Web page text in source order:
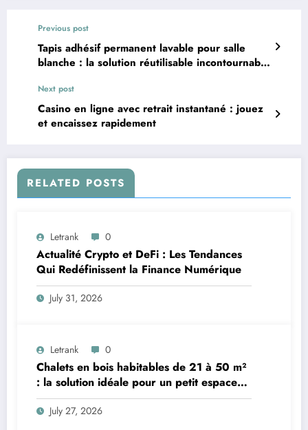
Previous post
Tapis adhésif permanent lavable pour salle
blanche : la solution réutilisable incontournable
Next post
Casino en ligne avec retrait instantané : jouez
et encaissez rapidement
RELATED POSTS
Letrank 0
Actualité Crypto et DeFi : Les Tendances
Qui Redéfinissent la Finance Numérique
July 31, 2026
Letrank 0
Chalets en bois habitables de 21 à 50 m²
: la solution idéale pour un petit espace
de vie
July 27, 2026